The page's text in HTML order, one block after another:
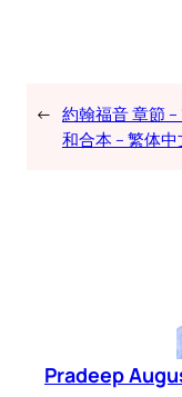
← 約翰福音 章節 –
和合本 – 繁体中
Pradeep